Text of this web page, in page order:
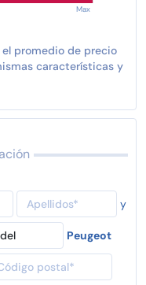
Max
promedio de precio
características y
y
Peugeot